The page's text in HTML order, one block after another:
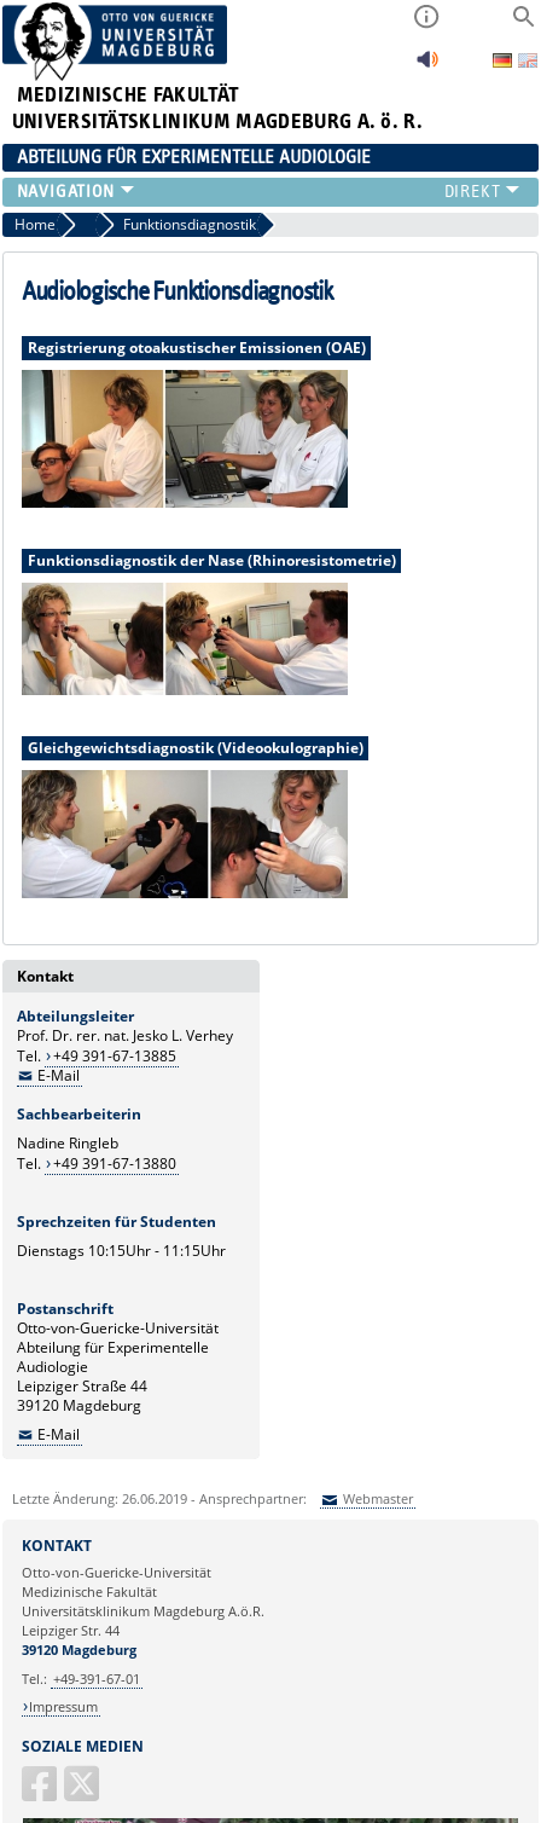
MEDIZINISCHE FAKULTÄT
UNIVERSITÄTSKLINIKUM MAGDEBURG A. ö. R.
ABTEILUNG FÜR EXPERIMENTELLE AUDIOLOGIE
TEAM
PUBLIKATIONEN
LEHRE
AUDIOLOGIE
NEWS
Home AudiologieFunktionsdiagnostik
Audiologische Funktionsdiagnostik
Registrierung otoakustischer Emissionen (OAE)
Funktionsdiagnostik der Nase (Rhinoresistometrie)
Gleichgewichtsdiagnostik (Videookulographie)
Kontakt
Abteilungsleiter
Prof. Dr. rer. nat. Jesko L. Verhey
Tel. +49 391-67-13885
E-Mail
Sachbearbeiterin
Nadine Ringleb
Tel. +49 391-67-13880
Sprechzeiten für Studenten
Dienstags 10:15Uhr - 11:15Uhr
Postanschrift
Otto-von-Guericke-Universität
Abteilung für Experimentelle
Audiologie
Leipziger Straße 44
39120 Magdeburg
E-Mail
Letzte Änderung: 26.06.2019 - Ansprechpartner: Webmaster
Ihre E-Mailadresse:
Ihr Anliegen:
SOZIALE MEDIEN
KONTAKT
Otto-von-Guericke-Universität
Medizinische Fakultät
Universitätsklinikum Magdeburg A.ö.R.
Leipziger Str. 44
39120 Magdeburg
Tel.: +49-391-67-01
Impressum